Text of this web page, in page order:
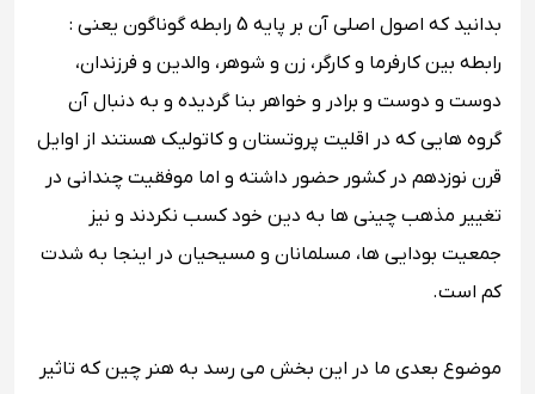
بدانید که اصول اصلی آن بر پایه 5 رابطه گوناگون یعنی :
رابطه بین کارفرما و کارگر، زن و شوهر، والدین و فرزندان،
دوست و دوست و برادر و خواهر بنا گردیده و به دنبال آن
گروه‌ هایی که در اقلیت پروتستان و کاتولیک هستند از اوایل
قرن نوزدهم در کشور حضور داشته و اما موفقیت چندانی در
تغییر مذهب چینی‌ ها به دین خود کسب نکردند و نیز
جمعیت بودایی‌ ها، مسلمانان و مسیحیان در اینجا به شدت
کم است.
موضوع بعدی ما در این بخش می رسد به هنر چین که تاثیر